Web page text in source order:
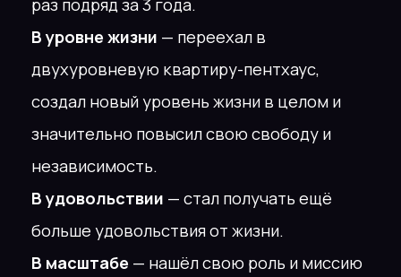
06
вопросами для
прокачки жизни 🧠